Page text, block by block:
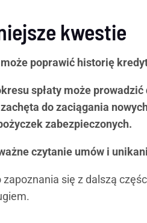
kwestie
poprawić historię
spłaty może
do zaciągania
zabezpieczonych.
czytanie umów i
się z dalszą